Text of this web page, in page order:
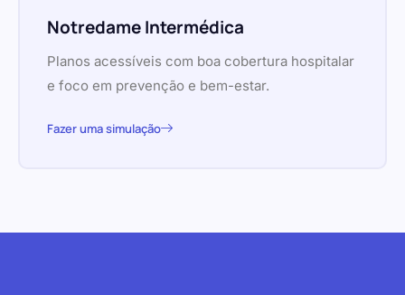
Notredame Intermédica
Planos acessíveis com boa cobertura hospitalar
e foco em prevenção e bem-estar.
Fazer uma simulação